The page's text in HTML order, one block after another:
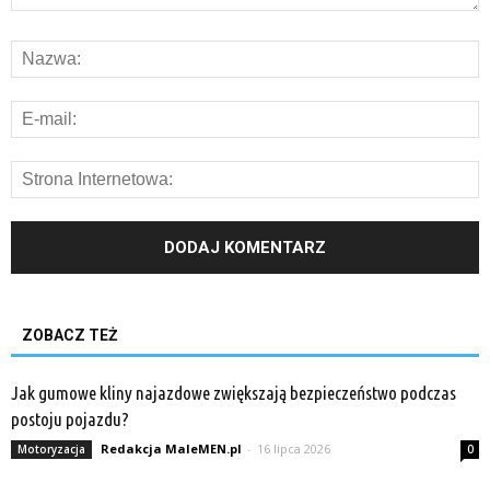
ZOBACZ TEŻ
Jak gumowe kliny najazdowe zwiększają bezpieczeństwo podczas
postoju pojazdu?
Motoryzacja Redakcja MaleMEN.pl - 16 lipca 2026 0